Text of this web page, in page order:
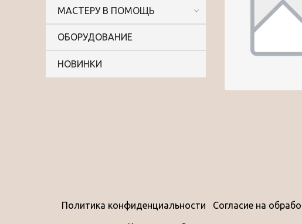
МАСТЕРУ В ПОМОЩЬ
ОБОРУДОВАНИЕ
НОВИНКИ
Политика конфиденциальности Согласие на